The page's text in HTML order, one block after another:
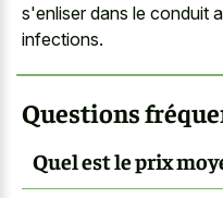
s'enliser dans le conduit
infections.
Questions
Quel est le prix